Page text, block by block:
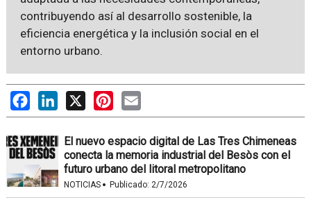
contribuyendo así al desarrollo sostenible, la
eficiencia energética y la inclusión social en el
entorno urbano.
FacebookLinkedIn
X PinterestEmail
El nuevo espacio digital de Las Tres Chimeneas
conecta la memoria industrial del Besòs con el
futuro urbano del litoral metropolitano
NOTICIAS · Publicado: 2/7/2026